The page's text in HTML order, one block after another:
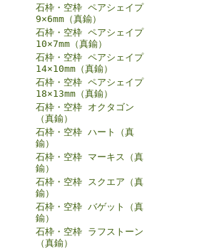
石枠・空枠 ペアシェイプ
9×6mm（真鍮）
石枠・空枠 ペアシェイプ
10×7mm（真鍮）
石枠・空枠 ペアシェイプ
14×10mm（真鍮）
石枠・空枠 ペアシェイプ
18×13mm（真鍮）
石枠・空枠 オクタゴン
（真鍮）
石枠・空枠 ハート（真
鍮）
石枠・空枠 マーキス（真
鍮）
石枠・空枠 スクエア（真
鍮）
石枠・空枠 バゲット（真
鍮）
石枠・空枠 ラフストーン
（真鍮）